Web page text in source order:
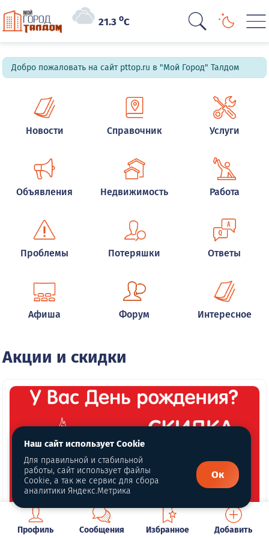
21.3oC
Добро пожаловать на сайт pttop.ru в "Мой Город" Талдом
Новости Справочник Услуги
Объявления Недвижимость Работа
Проблемы Потеряшки Ответы
Афиша Форум Интересное
Акции и скидки
Профиль Сообщения Избранное Добавить
Наш сайт использует Cookie
Для правильной и стабильной
работы, сайт использует файлы
Cookie, а так же сервис для сбора
аналитики Яндекс.Метрика
Ок